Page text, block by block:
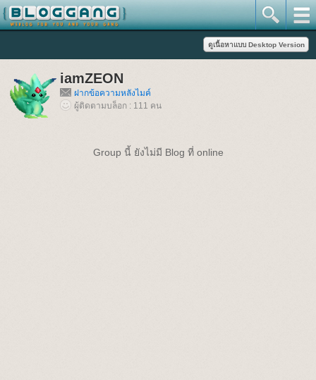
iamZEON
ฝากข้อความหลังไมค์
ผู้ติดตามบล็อก : 111 คน
Group นี้ ยังไม่มี Blog ที่ online